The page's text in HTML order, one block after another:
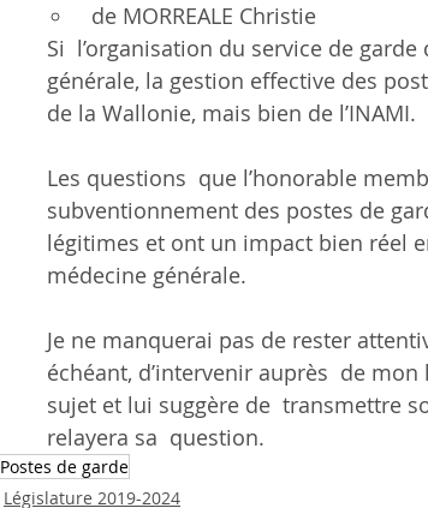
de MORREALE Christie
Si  l’organisation du service de
générale, la gestion effective des
de la Wallonie, mais bien de l’INAMI.
Les questions  que l’honorable
subventionnement des postes de
légitimes et ont un impact bien réel
médecine générale.
Je ne manquerai pas de rester
échéant, d’intervenir auprès  de
sujet et lui suggère de  transmettre
relayera sa  question.
Postes de garde
Législature 2019-2024